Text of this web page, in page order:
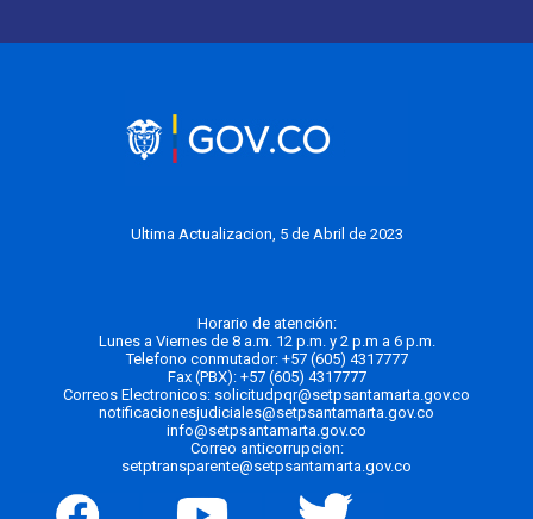
Ultima Actualizacion, 5 de Abril de 2023
Horario de atención:
Lunes a Viernes de 8 a.m. 12 p.m. y 2 p.m a 6 p.m.
Telefono conmutador: +57 (605) 4317777
Fax (PBX): +57 (605) 4317777
Correos Electronicos: solicitudpqr@setpsantamarta.gov.co
notificacionesjudiciales@setpsantamarta.gov.co
info@setpsantamarta.gov.co
Correo anticorrupcion:
setptransparente@setpsantamarta.gov.co